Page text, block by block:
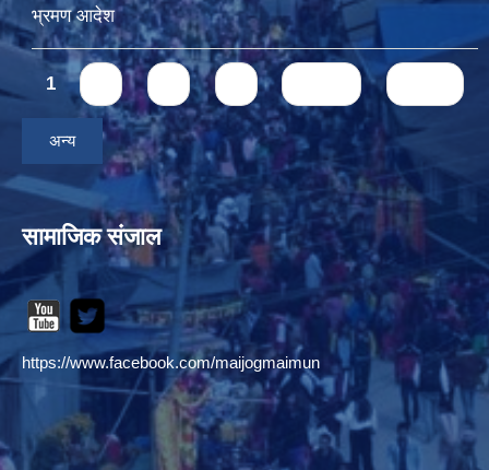
भ्रमण आदेश
Pages
1
अन्य
सामाजिक संजाल
https://www.facebook.com/maijogmaimun